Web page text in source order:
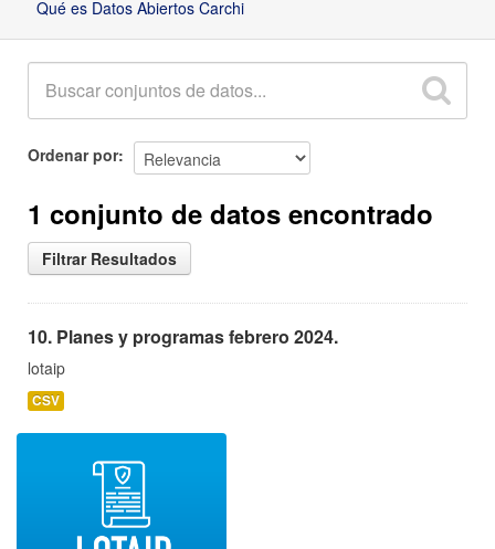
Qué es Datos Abiertos Carchi
Ordenar por
1 conjunto de datos encontrado
Filtrar Resultados
10. Planes y programas febrero 2024.
lotaip
CSV